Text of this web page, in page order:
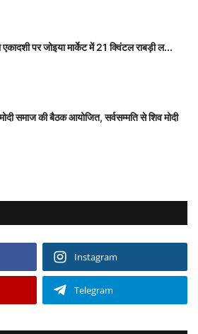
एकादशी पर जोइया मार्केट में 21 क्विंटल राबड़ी ल...
समाज की बैठक आयोजित, सर्वसम्मति से शिव मोदी
Instagram
Telegram